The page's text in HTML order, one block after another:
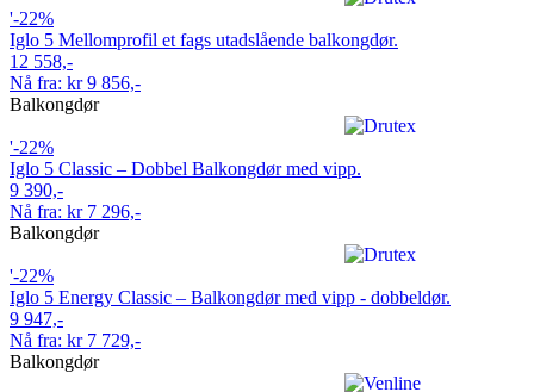
'-22%
Iglo 5 Mellomprofil et fags utadslående balkongdør.
12 558,-
Nå fra: kr 9 856,-
Balkongdør
'-22%
Iglo 5 Classic – Dobbel Balkongdør med vipp.
9 390,-
Nå fra: kr 7 296,-
Balkongdør
'-22%
Iglo 5 Energy Classic – Balkongdør med vipp - dobbeldør.
9 947,-
Nå fra: kr 7 729,-
Balkongdør